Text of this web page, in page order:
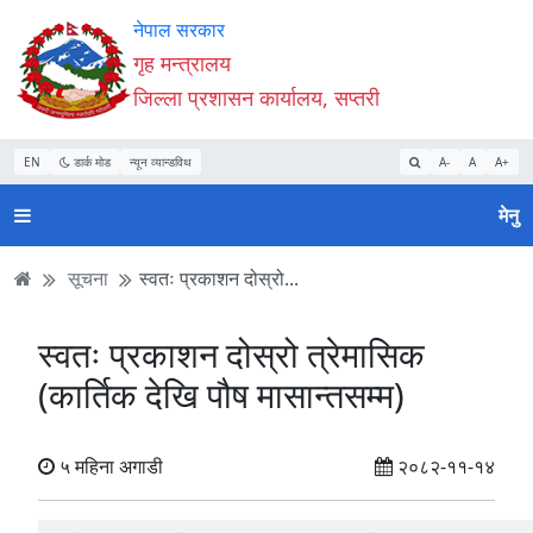
Accessibility
Mode
सुरु
गर्नुहोस्
सामाग्री
पढ्नुहाेस्
नेभिगेसन
पढ्नुहाेस्
वेबसाइट
खोजमा
जानुहोस्
नेपाल सरकार
गृह मन्त्रालय
जिल्ला प्रशासन कार्यालय, सप्तरी
EN डार्क मोड न्यून व्यान्डविथ A- A A+
मेनु
सूचना स्वतः प्रकाशन दोस्रो...
स्वतः प्रकाशन दोस्रो त्रेमासिक
(कार्तिक देखि पौष मासान्तसम्म)
५ महिना अगाडी २०८२-११-१४